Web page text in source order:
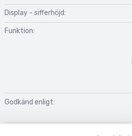
Display - sifferhöjd:
Funktion:
Godkänd enligt: